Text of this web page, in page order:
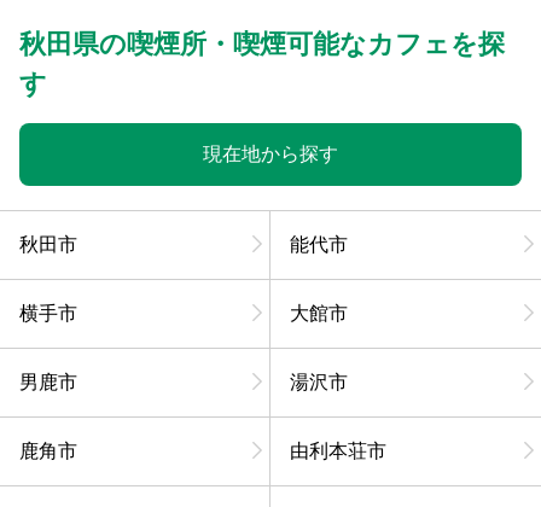
秋田県の喫煙所・喫煙可能なカフェを探
す
現在地から探す
秋田市 能代市
横手市 大館市
男鹿市 湯沢市
鹿角市 由利本荘市